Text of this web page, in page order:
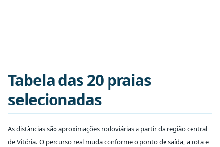
Tabela das 20 praias
selecionadas
As distâncias são aproximações rodoviárias a partir da região central
de Vitória. O percurso real muda conforme o ponto de saída, a rota e